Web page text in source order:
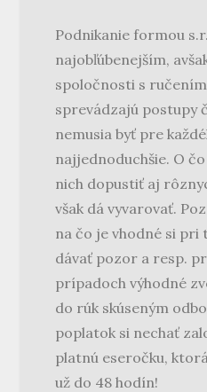
Podnikanie formou
najobľúbenejším,
spoločnosti s
sprevádzajú postupy
nemusia byť pre
najjednoduchšie. O
nich dopustiť aj
však dá vyvarovať.
na čo je vhodné si
dávať pozor a resp.
prípadoch výhodné
do rúk skúseným
poplatok si nechať
platnú eseročku,
už do 48 hodín!